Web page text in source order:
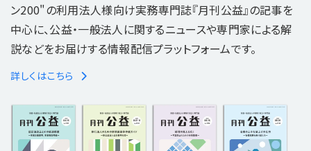
ン200"の利用法人様向け実務専門誌『月刊公益』の記事を
中心に、公益・一般法人に関するニュースや専門家による解
説などをお届けする情報配信プラットフォームです。
詳しくはこちら